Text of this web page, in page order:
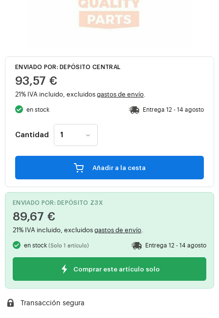
ENVIADO POR: DEPÓSITO CENTRAL
93,57 €
21% IVA incluido, excluidosgastos de envío
en stock Entrega 12 - 14 agosto
Cantidad
Añadir a la cesta
ENVIADO POR: DEPÓSITO Z3X
89,67 €
21% IVA incluido, excluidosgastos de envío
en stock(Solo 1 artículo) Entrega 12 - 14 agosto
Comprar este artículo solo
Transacción segura